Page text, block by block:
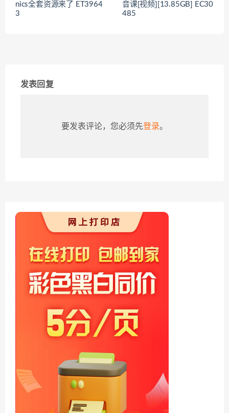
nics全套资源来了 ET3964
3
音课[视频][13.85GB] EC30
485
发表回复
要发表评论，您必须先登录。